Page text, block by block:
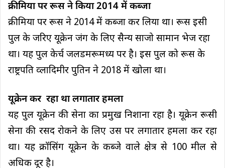
क्रीमिया पर रूस ने किया 2014 में कब्जा
क्रीमिया पर रूस ने 2014 में कब्जा कर लिया था। रूस इसी
पुल के जरिए यूक्रेन जंग के लिए सैन्य साजो सामान भेज रहा
था। यह पुल केर्च जलडमरूमध्य पर है। इस पुल को रूस के
राष्ट्रपति व्लादिमीर पुतिन ने 2018 में खोला था।
यूक्रेन कर रहा था लगातार हमला
यह पुल यूक्रेन की सेना का प्रमुख निशाना रहा है। यूक्रेन रूसी
सेना की रसद रोकने के लिए उस पर लगातार हमला कर रहा
था। यह क्रॉसिंग यूक्रेन के कब्जे वाले क्षेत्र से 100 मील से
अधिक दूर है।